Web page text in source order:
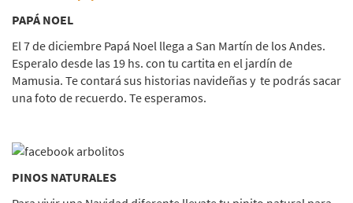
PAPÁ NOEL
El 7 de diciembre Papá Noel llega a San Martín de los Andes.
Esperalo desde las 19 hs. con tu cartita en el jardín de
Mamusia. Te contará sus historias navideñas y te podrás sacar
una foto de recuerdo. Te esperamos.
PINOS NATURALES